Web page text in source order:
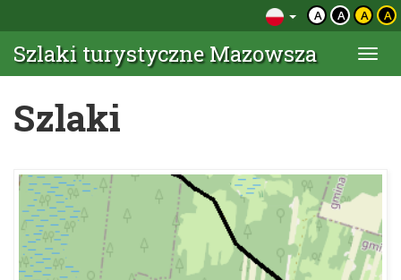
A A A A
Szlaki turystyczne Mazowsza
Szlaki